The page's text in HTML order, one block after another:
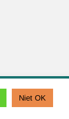
Niet OK